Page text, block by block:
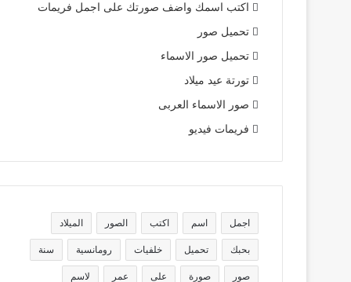
اكتب اسمك واضف صورتك على اجمل فريمات
تحميل صور
تحميل صور الاسماء
تورتة عيد ميلاد
صور الاسماء العربى
فريمات فيديو
اجمل اسم اكتب الصور الميلاد
بحبك تحميل خلفيات رومانسية سنة
صور صورة على عمر لاسم